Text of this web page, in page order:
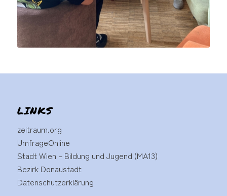
LINKS
zeitraum.org
UmfrageOnline
Stadt Wien – Bildung und Jugend (MA13)
Bezirk Donaustadt
Datenschutzerklärung